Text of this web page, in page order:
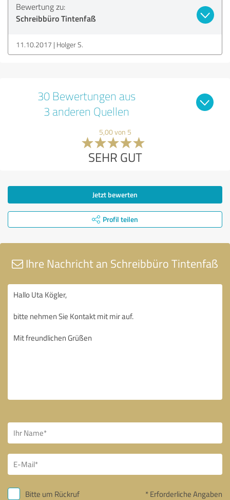
Bewertung zu:
Schreibbüro Tintenfaß
11.10.2017 Holger S.
30 Bewertungen aus
3 anderen Quellen
5,00 von 5
SEHR GUT
Jetzt bewerten
Profil teilen
Ihre Nachricht an Schreibbüro Tintenfaß
Bitte um Rückruf * Erforderliche Angaben